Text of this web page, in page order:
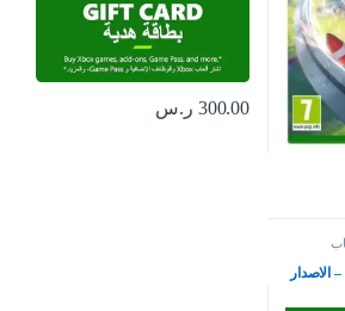
300.00 ر.س
الاصدار